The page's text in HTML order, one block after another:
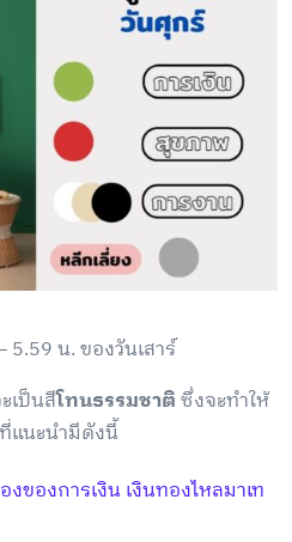
5.59 น. ของวันเสาร์
เป็นสีโทนธรรมชาติซึ่งจะทำให้
แนะนำมีดังนี้
งของการเงิน เงินทองไหลมาเท